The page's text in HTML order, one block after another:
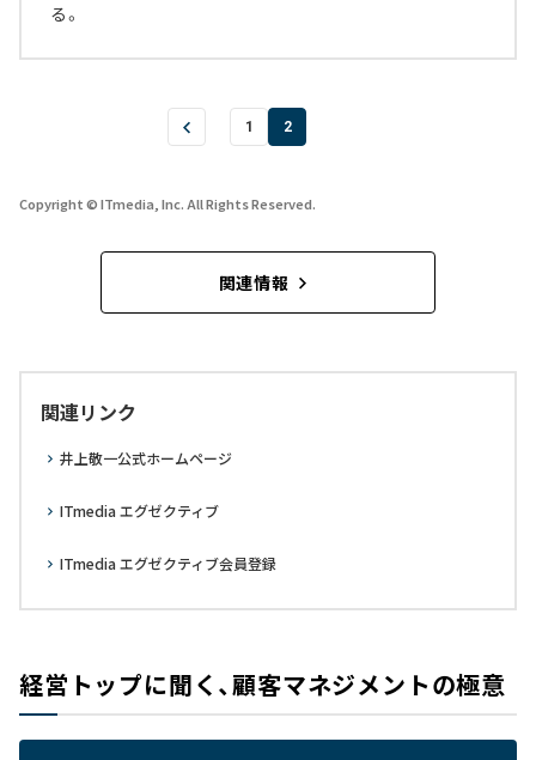
る。
1 2
Copyright © ITmedia, Inc. All Rights Reserved.
関連情報
関連リンク
井上敬一公式ホームページ
ITmedia エグゼクティブ
ITmedia エグゼクティブ会員登録
経営トップに聞く、顧客マネジメントの極意